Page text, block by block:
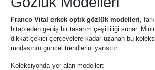
Franco Vital erkek optik gözlük modelleri,
hitap eden geniş bir tasarım çeşitliliği sunar.
dikkat çekici çerçevelere kadar uzanan bu
modasının güncel trendlerini yansıtır.
Koleksiyonda yer alan modeller: